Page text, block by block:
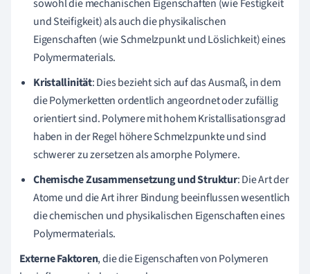
sowohl die mechanischen Eigenschaften (wie Festigkeit
und Steifigkeit) als auch die physikalischen
Eigenschaften (wie Schmelzpunkt und Löslichkeit) eines
Polymermaterials.
Kristallinität: Dies bezieht sich auf das Ausmaß, in dem
die Polymerketten ordentlich angeordnet oder zufällig
orientiert sind. Polymere mit hohem Kristallisationsgrad
haben in der Regel höhere Schmelzpunkte und sind
schwerer zu zersetzen als amorphe Polymere.
Chemische Zusammensetzung und Struktur: Die Art der
Atome und die Art ihrer Bindung beeinflussen wesentlich
die chemischen und physikalischen Eigenschaften eines
Polymermaterials.
Externe Faktoren, die die Eigenschaften von Polymeren